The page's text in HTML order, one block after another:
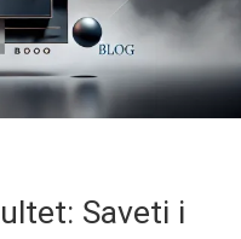
Saveti i